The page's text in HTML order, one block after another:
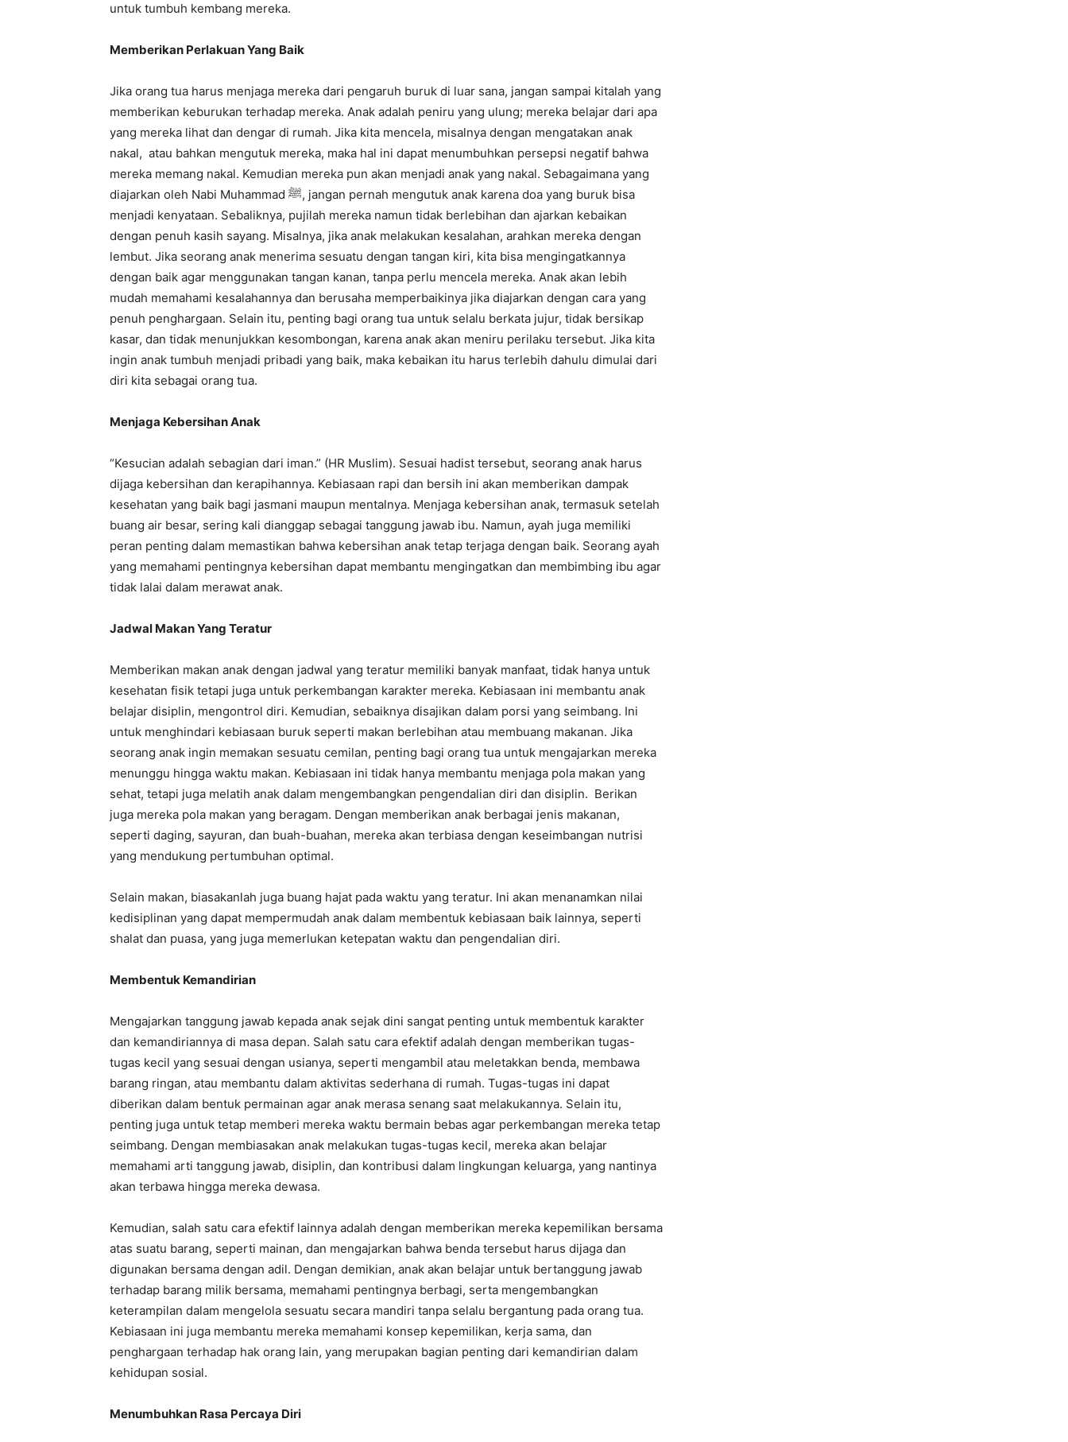
untuk tumbuh kembang mereka.
Memberikan Perlakuan Yang Baik
Jika orang tua harus menjaga mereka dari pengaruh buruk di luar sana, jangan sampai kitalah yang
memberikan keburukan terhadap mereka. Anak adalah peniru yang ulung; mereka belajar dari apa
yang mereka lihat dan dengar di rumah. Jika kita mencela, misalnya dengan mengatakan anak
nakal, atau bahkan mengutuk mereka, maka hal ini dapat menumbuhkan persepsi negatif bahwa
mereka memang nakal. Kemudian mereka pun akan menjadi anak yang nakal. Sebagaimana yang
diajarkan oleh Nabi Muhammad ﷺ, jangan pernah mengutuk anak karena doa yang buruk bisa
menjadi kenyataan. Sebaliknya, pujilah mereka namun tidak berlebihan dan ajarkan kebaikan
dengan penuh kasih sayang. Misalnya, jika anak melakukan kesalahan, arahkan mereka dengan
lembut. Jika seorang anak menerima sesuatu dengan tangan kiri, kita bisa mengingatkannya
dengan baik agar menggunakan tangan kanan, tanpa perlu mencela mereka. Anak akan lebih
mudah memahami kesalahannya dan berusaha memperbaikinya jika diajarkan dengan cara yang
penuh penghargaan. Selain itu, penting bagi orang tua untuk selalu berkata jujur, tidak bersikap
kasar, dan tidak menunjukkan kesombongan, karena anak akan meniru perilaku tersebut. Jika kita
ingin anak tumbuh menjadi pribadi yang baik, maka kebaikan itu harus terlebih dahulu dimulai dari
diri kita sebagai orang tua.
Menjaga Kebersihan Anak
“Kesucian adalah sebagian dari iman.” (HR Muslim). Sesuai hadist tersebut, seorang anak harus
dijaga kebersihan dan kerapihannya. Kebiasaan rapi dan bersih ini akan memberikan dampak
kesehatan yang baik bagi jasmani maupun mentalnya. Menjaga kebersihan anak, termasuk setelah
buang air besar, sering kali dianggap sebagai tanggung jawab ibu. Namun, ayah juga memiliki
peran penting dalam memastikan bahwa kebersihan anak tetap terjaga dengan baik. Seorang ayah
yang memahami pentingnya kebersihan dapat membantu mengingatkan dan membimbing ibu agar
tidak lalai dalam merawat anak.
Jadwal Makan Yang Teratur
Memberikan makan anak dengan jadwal yang teratur memiliki banyak manfaat, tidak hanya untuk
kesehatan fisik tetapi juga untuk perkembangan karakter mereka. Kebiasaan ini membantu anak
belajar disiplin, mengontrol diri. Kemudian, sebaiknya disajikan dalam porsi yang seimbang. Ini
untuk menghindari kebiasaan buruk seperti makan berlebihan atau membuang makanan. Jika
seorang anak ingin memakan sesuatu cemilan, penting bagi orang tua untuk mengajarkan mereka
menunggu hingga waktu makan. Kebiasaan ini tidak hanya membantu menjaga pola makan yang
sehat, tetapi juga melatih anak dalam mengembangkan pengendalian diri dan disiplin. Berikan
juga mereka pola makan yang beragam. Dengan memberikan anak berbagai jenis makanan,
seperti daging, sayuran, dan buah-buahan, mereka akan terbiasa dengan keseimbangan nutrisi
yang mendukung pertumbuhan optimal.
Selain makan, biasakanlah juga buang hajat pada waktu yang teratur. Ini akan menanamkan nilai
kedisiplinan yang dapat mempermudah anak dalam membentuk kebiasaan baik lainnya, seperti
shalat dan puasa, yang juga memerlukan ketepatan waktu dan pengendalian diri.
Membentuk Kemandirian
Mengajarkan tanggung jawab kepada anak sejak dini sangat penting untuk membentuk karakter
dan kemandiriannya di masa depan. Salah satu cara efektif adalah dengan memberikan tugas-
tugas kecil yang sesuai dengan usianya, seperti mengambil atau meletakkan benda, membawa
barang ringan, atau membantu dalam aktivitas sederhana di rumah. Tugas-tugas ini dapat
diberikan dalam bentuk permainan agar anak merasa senang saat melakukannya. Selain itu,
penting juga untuk tetap memberi mereka waktu bermain bebas agar perkembangan mereka tetap
seimbang. Dengan membiasakan anak melakukan tugas-tugas kecil, mereka akan belajar
memahami arti tanggung jawab, disiplin, dan kontribusi dalam lingkungan keluarga, yang nantinya
akan terbawa hingga mereka dewasa.
Kemudian, salah satu cara efektif lainnya adalah dengan memberikan mereka kepemilikan bersama
atas suatu barang, seperti mainan, dan mengajarkan bahwa benda tersebut harus dijaga dan
digunakan bersama dengan adil. Dengan demikian, anak akan belajar untuk bertanggung jawab
terhadap barang milik bersama, memahami pentingnya berbagi, serta mengembangkan
keterampilan dalam mengelola sesuatu secara mandiri tanpa selalu bergantung pada orang tua.
Kebiasaan ini juga membantu mereka memahami konsep kepemilikan, kerja sama, dan
penghargaan terhadap hak orang lain, yang merupakan bagian penting dari kemandirian dalam
kehidupan sosial.
Menumbuhkan Rasa Percaya Diri